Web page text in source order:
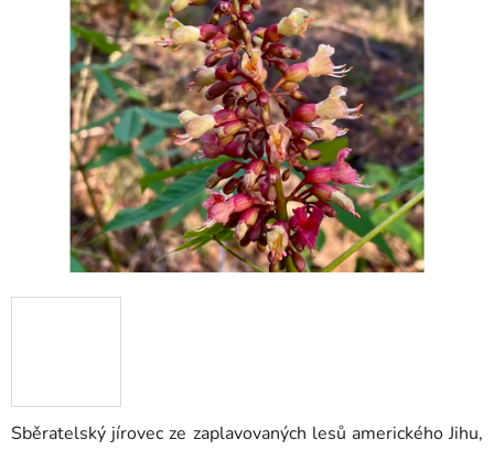
Sběratelský jírovec ze zaplavovaných lesů amerického Jihu,
hvězdiček.